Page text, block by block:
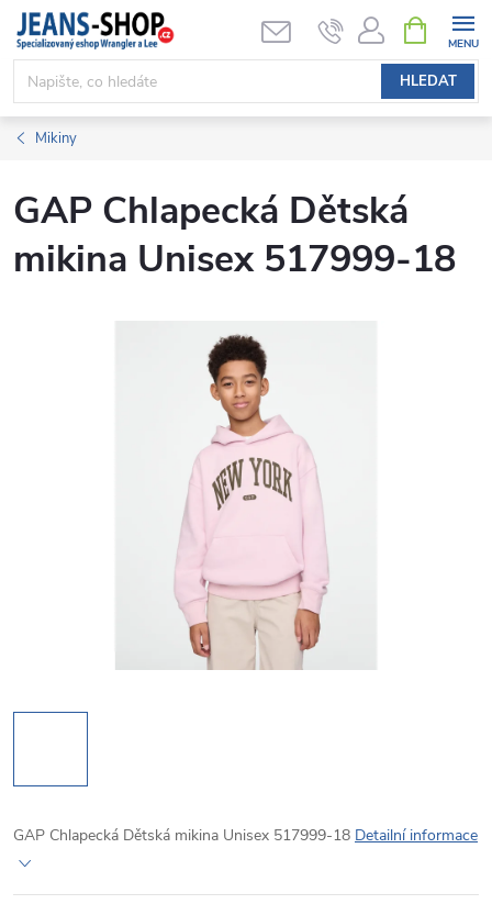
Přejít
obsah
HLEDAT
NÁKUPNÍ
KOŠÍK
Mikiny
GAP Chlapecká Dětská
mikina Unisex 517999-18
GAP Chlapecká Dětská mikina Unisex 517999-18 Detailní informace